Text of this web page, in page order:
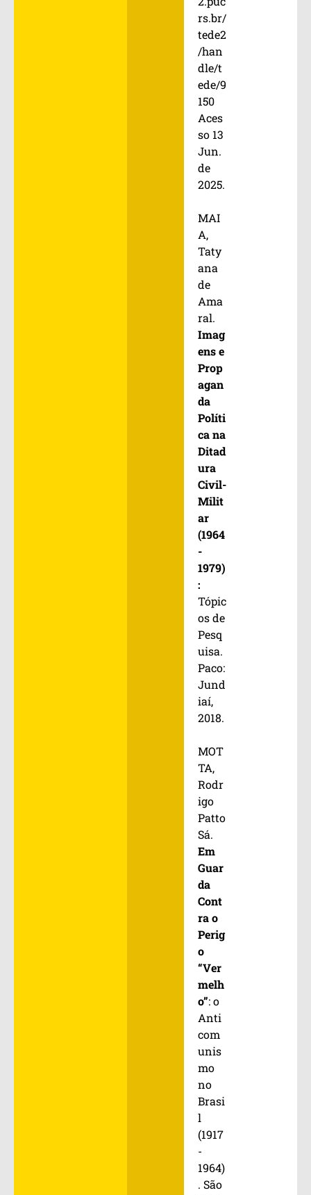
rs.br/
tede2
/han
dle/t
ede/9
150
Aces
so 13
Jun.
de
2025.
MAI
A,
Taty
ana
de
Ama
ral.
Imag
ens e
Prop
agan
da
Políti
ca na
Ditad
ura
Civil-
Milit
ar
(1964
-
1979)
:
Tópic
os de
Pesq
uisa.
Paco:
Jund
iaí,
2018.
MOT
TA,
Rodr
igo
Patto
Sá.
Em
Guar
da
Cont
ra o
Perig
o
“Ver
melh
o”: o
Anti
com
unis
mo
no
Brasi
l
(1917
-
1964)
. São